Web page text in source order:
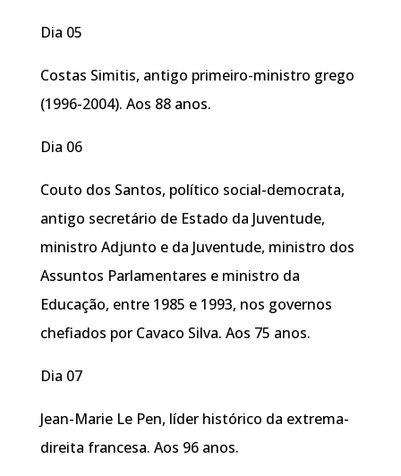
Dia 05
Costas Simitis, antigo primeiro-ministro grego
(1996-2004). Aos 88 anos.
Dia 06
Couto dos Santos, político social-democrata,
antigo secretário de Estado da Juventude,
ministro Adjunto e da Juventude, ministro dos
Assuntos Parlamentares e ministro da
Educação, entre 1985 e 1993, nos governos
chefiados por Cavaco Silva. Aos 75 anos.
Dia 07
Jean-Marie Le Pen, líder histórico da extrema-
direita francesa. Aos 96 anos.